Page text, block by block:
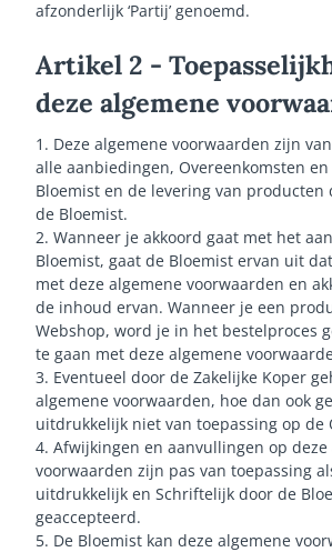
afzonderlijk ‘Partij’ genoemd.
Artikel 2 -
deze algemene
1. Deze algemene voorwaarden zijn
alle aanbiedingen, Overeenkomsten
Bloemist en de levering van producten
de Bloemist.
2. Wanneer je akkoord gaat met het
Bloemist, gaat de Bloemist ervan uit
met deze algemene voorwaarden en
de inhoud ervan. Wanneer je een
Webshop, word je in het bestelproces
te gaan met deze algemene
3. Eventueel door de Zakelijke Koper
algemene voorwaarden, hoe dan ook
uitdrukkelijk niet van toepassing op de
4. Afwijkingen en aanvullingen op deze
voorwaarden zijn pas van toepassing
uitdrukkelijk en Schriftelijk door de
geaccepteerd.
5. De Bloemist kan deze algemene